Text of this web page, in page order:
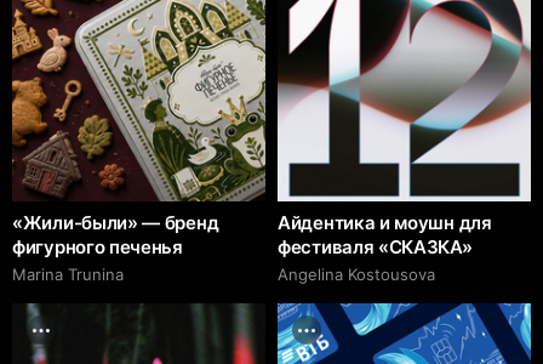
«Жили-были» — бренд
фигурного печенья
Marina Trunina
Айдентика и моушн для
фестиваля «СКАЗКА»
Angelina Kostousova